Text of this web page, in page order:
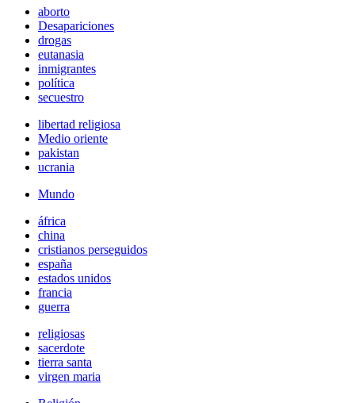
aborto
Desapariciones
drogas
eutanasia
inmigrantes
política
secuestro
libertad religiosa
Medio oriente
pakistan
ucrania
Mundo
áfrica
china
cristianos perseguidos
españa
estados unidos
francia
guerra
religiosas
sacerdote
tierra santa
virgen maria